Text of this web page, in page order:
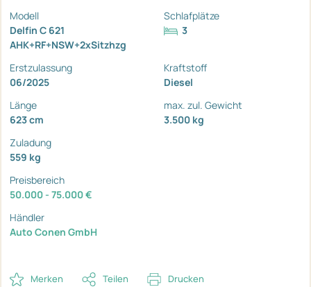
Modell
Delfin C 621
AHK+RF+NSW+2xSitzhzg
Schlafplätze
3
Erstzulassung
06/2025
Kraftstoff
Diesel
Länge
623 cm
max. zul. Gewicht
3.500 kg
Zuladung
559 kg
Preisbereich
50.000 - 75.000 €
Händler
Auto Conen GmbH
Merken Teilen Drucken